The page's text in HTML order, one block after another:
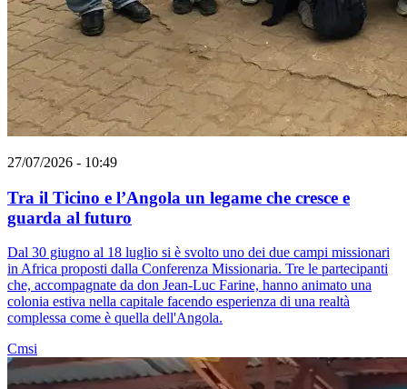
27/07/2026 - 10:49
Tra il Ticino e l’Angola un legame che cresce e
guarda al futuro
Dal 30 giugno al 18 luglio si è svolto uno dei due campi missionari
in Africa proposti dalla Conferenza Missionaria. Tre le partecipanti
che, accompagnate da don Jean-Luc Farine, hanno animato una
colonia estiva nella capitale facendo esperienza di una realtà
complessa come è quella dell'Angola.
Cmsi